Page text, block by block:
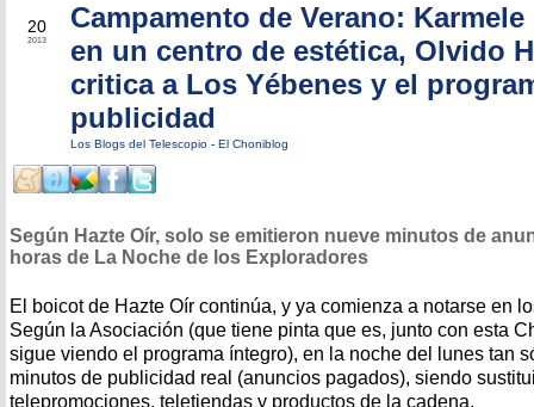
20
2013
Campamento de Verano:
en un centro de estética, Olvido
critica a Los Yébenes y el
publicidad
Los Blogs del Telescopio - El Choniblog
Según Hazte Oír, solo se emitieron nueve minutos de
horas de La Noche de los Exploradores
El boicot de Hazte Oír continúa, y ya comienza a notarse en
Según la Asociación (que tiene pinta que es, junto con esta
sigue viendo el programa íntegro), en la noche del lunes tan
minutos de publicidad real (anuncios pagados), siendo
telepromociones, teletiendas y productos de la cadena.